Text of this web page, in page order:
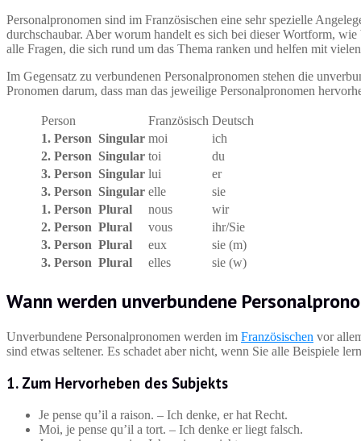
Personalpronomen sind im Französischen eine sehr spezielle
durchschaubar. Aber worum handelt es sich bei dieser Wortform,
alle Fragen, die sich rund um das Thema ranken und helfen mit
Im Gegensatz zu verbundenen Personalpronomen stehen die
Pronomen darum, dass man das jeweilige Personalpronomen
Person Französisch Deutsch
1. Person Singular moi
ich
2. Person Singular toi
du
3. Person Singular lui
er
3. Person Singular elle
sie
1. Person Plural
nous
wir
2. Person Plural
vous
ihr/Sie
3. Person Plural
eux
sie (m)
3. Person Plural
elles sie (w)
Wann werden unverbundene
Unverbundene Personalpronomen werden im Französischen vor
sind etwas seltener. Es schadet aber nicht, wenn Sie alle Beispiele
1. Zum Hervorheben des Subjekts
Je pense qu’il a raison. – Ich denke, er hat Recht.
Moi, je pense qu’il a tort. – Ich denke er liegt falsch.